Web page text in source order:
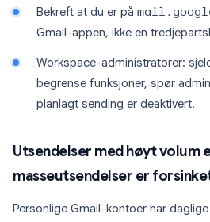
Bekreft at du er på
Gmail-appen, ikke en
Workspace-administratorer:
begrense funksjoner, spør
planlagt sending er deaktivert.
Utsendelser med høyt volum
masseutsendelser er
Personlige Gmail-kontoer har